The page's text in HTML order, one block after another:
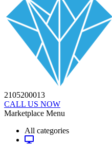
2105200013
CALL US NOW
Marketplace Menu
All categories